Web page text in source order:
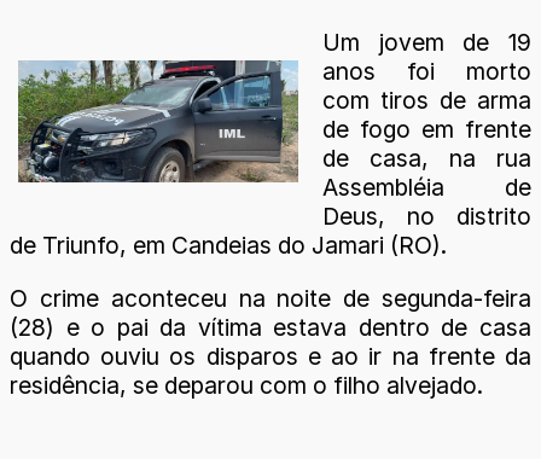
Um jovem de 19
anos foi morto
com tiros de arma
de fogo em frente
de casa, na rua
Assembléia de
Deus, no distrito
de Triunfo, em Candeias do Jamari (RO).
O crime aconteceu na noite de segunda-feira
(28) e o pai da vítima estava dentro de casa
quando ouviu os disparos e ao ir na frente da
residência, se deparou com o filho alvejado.